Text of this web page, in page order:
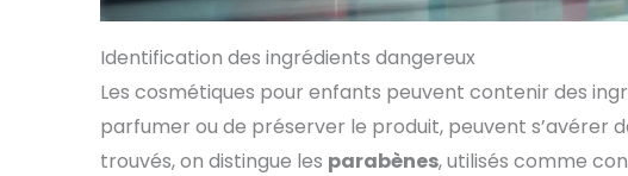
Identification des ingrédients dangereux
Les cosmétiques pour enfants peuvent contenir des
parfumer ou de préserver le produit, peuvent s’avérer
trouvés, on distingue les parabènes, utilisés comme